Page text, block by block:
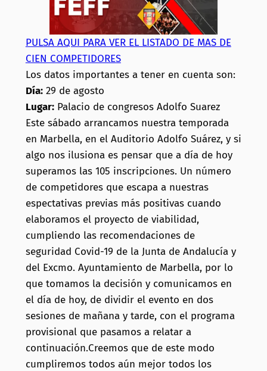
PULSA AQUI PARA VER EL LISTADO DE MAS DE
CIEN COMPETIDORES
Los datos importantes a tener en cuenta son:
Día:29 de agosto
Lugar:Palacio de congresos Adolfo Suarez
Este sábado arrancamos nuestra temporada
en Marbella, en el Auditorio Adolfo Suárez, y si
algo nos ilusiona es pensar que a día de hoy
superamos las 105 inscripciones. Un número
de competidores que escapa a nuestras
espectativas previas más positivas cuando
elaboramos el proyecto de viabilidad,
cumpliendo las recomendaciones de
seguridad Covid-19 de la Junta de Andalucía y
del Excmo. Ayuntamiento de Marbella, por lo
que tomamos la decisión y comunicamos en
el día de hoy, de dividir el evento en dos
sesiones de mañana y tarde, con el programa
provisional que pasamos a relatar a
continuación.Creemos que de este modo
cumpliremos todos aún mejor todos los